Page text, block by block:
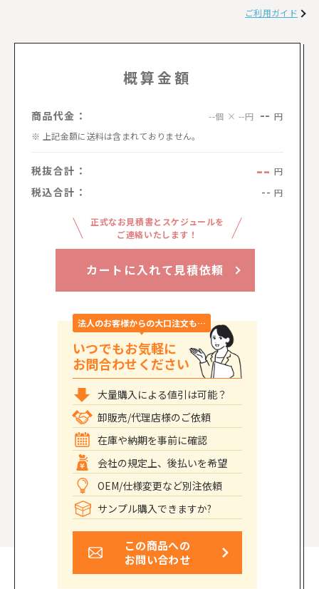
ご利用ガイド
概算金額
商品代金： --個 × --円 -- 円
上記金額に送料は含まれておりません。
税抜合計： -- 円
税込合計： -- 円
正式なお見積書とスケジュールを
ご連絡いたします！
カートに入れて見積依頼
法人のお客様からの大口注文も…
いつでもお気軽に
お問合わせください
大量購入による値引は可能？
卸販売/代理店様のご依頼
在庫や納期を事前に確認
会社の規定上、後払いを希望
OEM/仕様変更など別注依頼
サンプル購入できますか?
この商品への
お問い合わせ